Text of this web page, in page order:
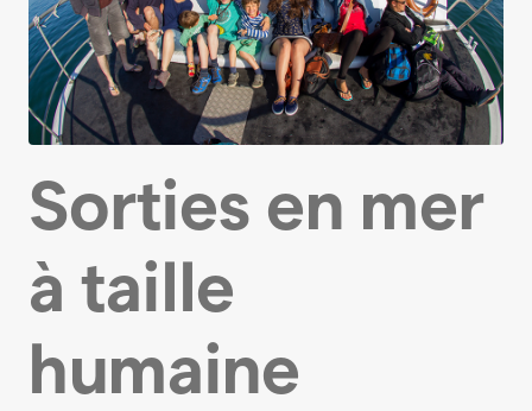
Sorties en mer
à taille
humaine